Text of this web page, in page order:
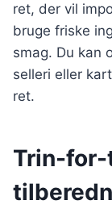
ret, der vil
bruge friske
smag. Du kan
selleri eller
ret.
Trin-